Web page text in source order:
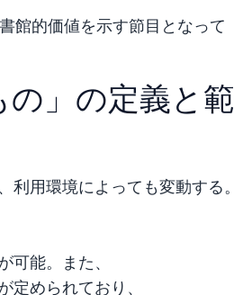
館的価値を示す節目となって
」の定義と範
用環境によっても変動する。
能。また、
められており、